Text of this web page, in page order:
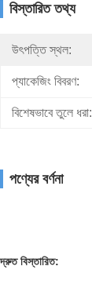
বিস্তারিত তথ্য
উৎপত্তি স্থল:
প্যাকেজিং বিবরণ:
বিশেষভাবে তুলে ধরা:
পণ্যের বর্ণনা
দ্রুত বিস্তারিত: